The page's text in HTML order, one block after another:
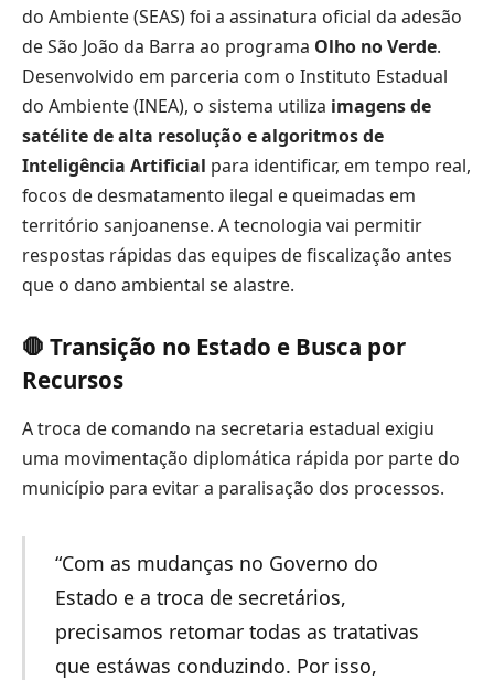
do Ambiente (SEAS) foi a assinatura oficial da adesão
de São João da Barra ao programa Olho no Verde.
Desenvolvido em parceria com o Instituto Estadual
do Ambiente (INEA), o sistema utiliza imagens de
satélite de alta resolução e algoritmos de
Inteligência Artificial para identificar, em tempo real,
focos de desmatamento ilegal e queimadas em
território sanjoanense. A tecnologia vai permitir
respostas rápidas das equipes de fiscalização antes
que o dano ambiental se alastre.
🛑 Transição no Estado e Busca por
Recursos
A troca de comando na secretaria estadual exigiu
uma movimentação diplomática rápida por parte do
município para evitar a paralisação dos processos.
“Com as mudanças no Governo do
Estado e a troca de secretários,
precisamos retomar todas as tratativas
que estáwas conduzindo. Por isso,